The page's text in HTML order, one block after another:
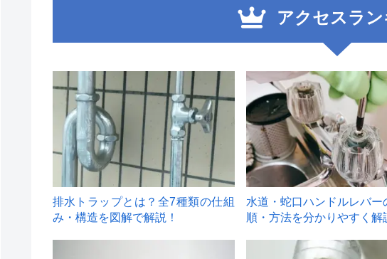
アクセスラ
1
排水トラップとは？全7種類の仕組
み・構造を図解で解説！
2
水道・蛇口ハンドルレバー
順・方法を分かりやすく解